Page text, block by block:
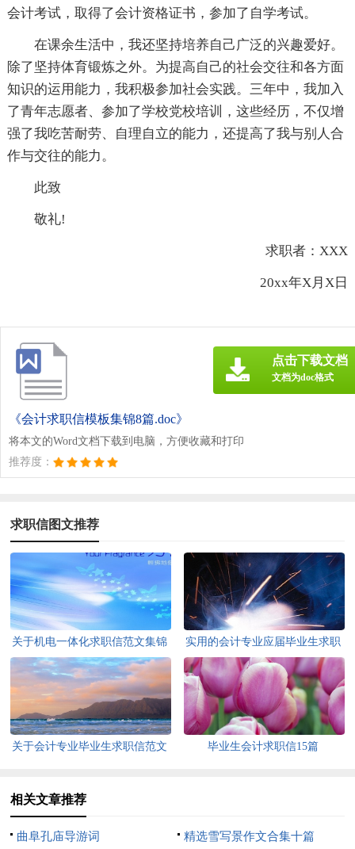
会计考试，取得了会计资格证书，参加了自学考试。
在课余生活中，我还坚持培养自己广泛的兴趣爱好。
除了坚持体育锻炼之外。为提高自己的社会交往和各方面
知识的运用能力，我积极参加社会实践。三年中，我加入
了青年志愿者、参加了学校党校培训，这些经历，不仅增
强了我吃苦耐劳、自理自立的能力，还提高了我与别人合
作与交往的能力。
此致
敬礼!
求职者：XXX
20xx年X月X日
《会计求职信模板集锦8篇.doc》
将本文的Word文档下载到电脑，方便收藏和打印
推荐度：
点击下载文档
文档为doc格式
求职信图文推荐
关于机电一体化求职信范文集锦
六篇
实用的会计专业应届毕业生求职
信3篇
关于会计专业毕业生求职信范文
毕业生会计求职信15篇
相关文章推荐
曲阜孔庙导游词 精选雪写景作文合集十篇